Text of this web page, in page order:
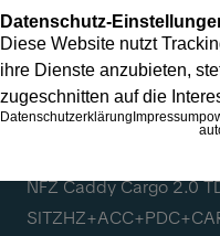
NFZ Caddy Cargo 2.0